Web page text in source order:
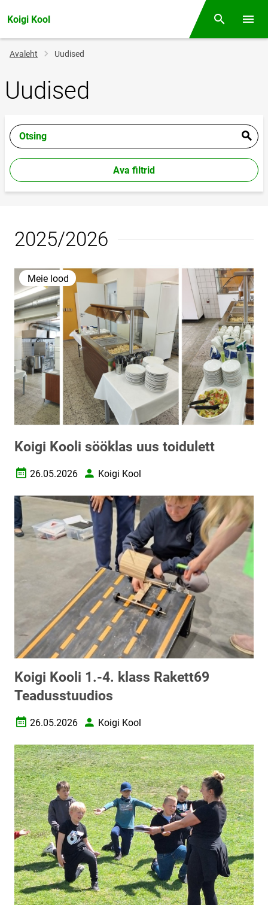
Koigi Kool Otsing
Jälglink
Avaleht Uudised
Uudised
Otsing
Ava filtrid
2025/2026
Meie lood
Koigi Kooli sööklas uus toidulett
Loomise kuupäev
26.05.2026 AutorKoigi Kool
Koigi Kooli 1.-4. klass Rakett69
Teadusstuudios
Loomise kuupäev
26.05.2026 AutorKoigi Kool